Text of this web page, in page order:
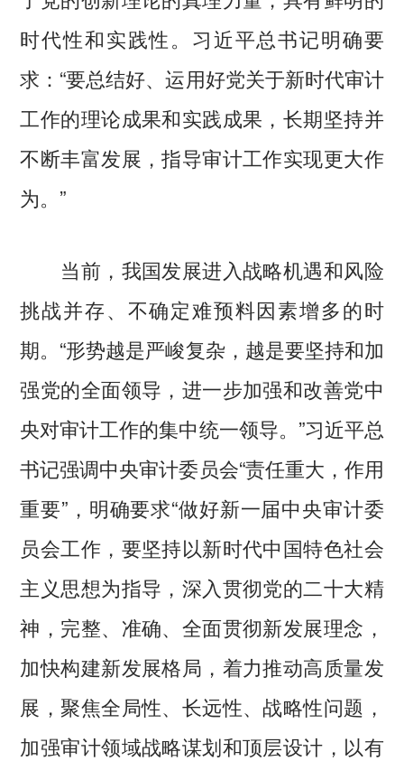
时代性和实践性。习近平总书记明确要
求：“要总结好、运用好党关于新时代审计
工作的理论成果和实践成果，长期坚持并
不断丰富发展，指导审计工作实现更大作
为。”
当前，我国发展进入战略机遇和风险
挑战并存、不确定难预料因素增多的时
期。“形势越是严峻复杂，越是要坚持和加
强党的全面领导，进一步加强和改善党中
央对审计工作的集中统一领导。”习近平总
书记强调中央审计委员会“责任重大，作用
重要”，明确要求“做好新一届中央审计委
员会工作，要坚持以新时代中国特色社会
主义思想为指导，深入贯彻党的二十大精
神，完整、准确、全面贯彻新发展理念，
加快构建新发展格局，着力推动高质量发
展，聚焦全局性、长远性、战略性问题，
加强审计领域战略谋划和顶层设计，以有